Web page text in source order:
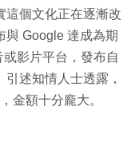
這個文化正在逐漸改
與 Google 達成為期
影片平台，發布自
述知情人士透露，
金額十分龐大。